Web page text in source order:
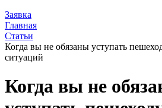
Заявка
Главная
Статьи
Когда вы не обязаны уступать
ситуаций
Когда вы не